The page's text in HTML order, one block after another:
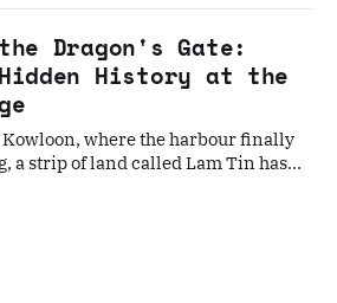
Un umbral. La geografía que
Dragon's Gate:
History at the
Kowloon, where the harbour finally
a strip of land called Lam Tin has
stories. One gateway. The